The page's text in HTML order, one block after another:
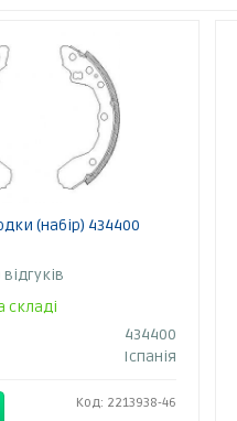
(набір) 434400
відгуків
складі
434400
Іспанія
Код: 2213938-46